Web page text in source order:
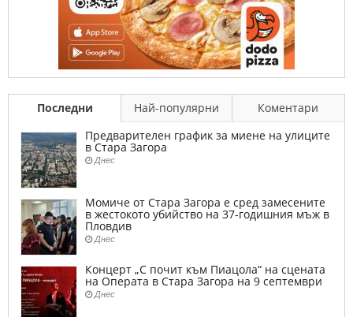
Последни Най-популярни
Коментари
Предварителен график за миене на улиците
в Стара Загора
Днес
Момиче от Стара Загора е сред замесените
в жестокото убийство на 37-годишния мъж в
Пловдив
Днес
Концерт „С почит към Пиацола“ на сцената
на Операта в Стара Загора на 9 септември
Днес